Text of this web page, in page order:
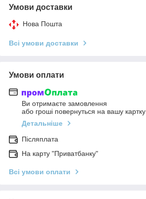
Умови доставки
Нова Пошта
Всі умови доставки
Умови оплати
Ви отримаєте замовлення
або гроші повернуться на вашу картку
Детальніше
Післяплата
На карту "Приватбанку"
Всі умови оплати